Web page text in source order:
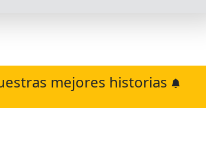
mejores historias